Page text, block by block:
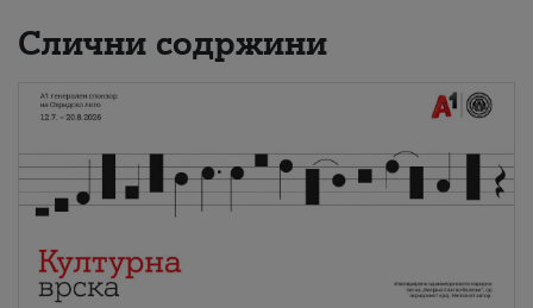
Слични содржини